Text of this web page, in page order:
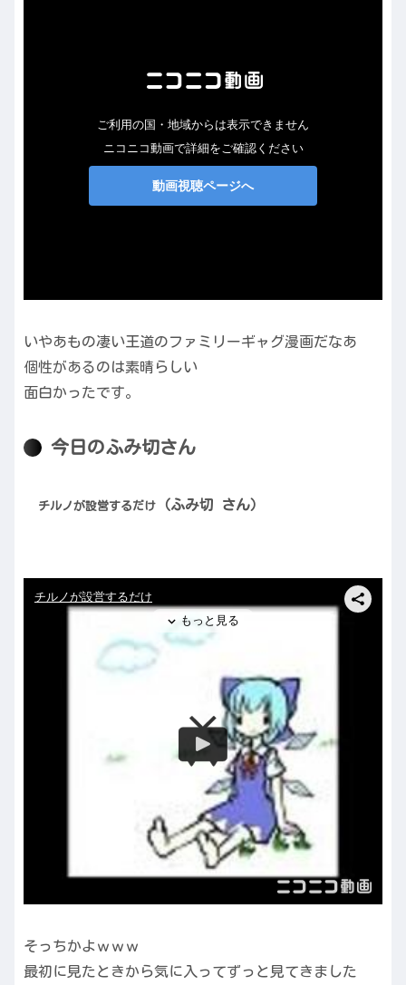
いやあもの凄い王道のファミリーギャグ漫画だなあ
個性があるのは素晴らしい
面白かったです。
今日のふみ切さん
チルノが設営するだけ （ふみ切 さん）
そっちかよｗｗｗ
最初に見たときから気に入ってずっと見てきました